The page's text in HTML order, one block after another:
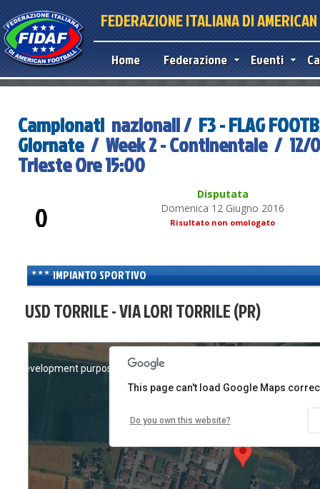
FEDERAZIONE ITALIANA DI
Home Federazione Eventi
Campionati nazionali / F3 - FLAG
Giornate/ Week 2 - Continentale / 12/
Trieste Ore 15:00
Disputata
Domenica 12 Giugno 2016
Risultato non omologato
0
IMPIANTO SPORTIVO
USD TORRILE - VIA LORI TORRILE (PR)
For development purposes only
This page can't load Google Maps
Do you own this website?